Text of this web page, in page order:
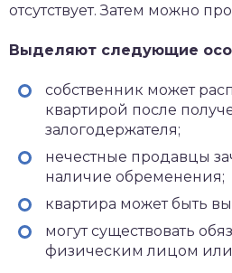
отсутствует. Затем можно
Выделяют следующие
собственник может
квартирой после
залогодержателя;
нечестные продавцы
наличие обременения;
квартира может быть
могут существовать
физическим лицом или